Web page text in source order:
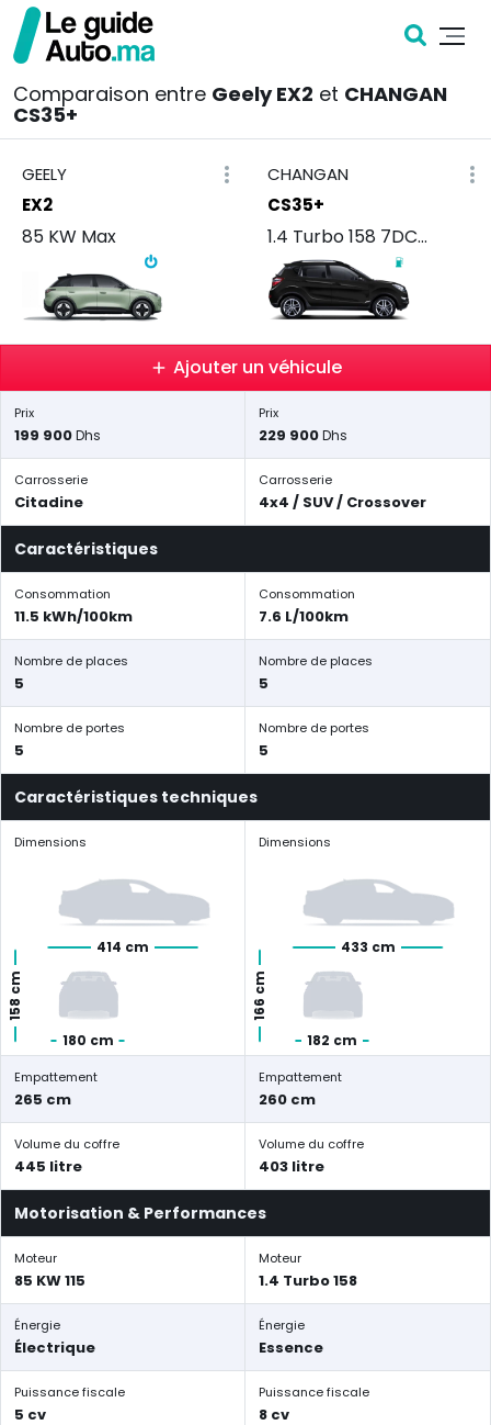
Comparaison entre Geely EX2 et CHANGAN
CS35+
GEELY
EX2
85 KW Max
CHANGAN
CS35+
1.4 Turbo 158 7DCTConfort
Ajouter un véhicule
Prix
199 900Dhs
Prix
229 900Dhs
Carrosserie
Citadine
Carrosserie
4x4 / SUV / Crossover
Caractéristiques
Consommation
11.5 kWh/100km
Consommation
7.6 L/100km
Nombre de places
5
Nombre de places
5
Nombre de portes
5
Nombre de portes
5
Caractéristiques techniques
Dimensions
414 cm
180 cm
158 cm
Dimensions
433 cm
182 cm
166 cm
Empattement
265 cm
Empattement
260 cm
Volume du coffre
445 litre
Volume du coffre
403 litre
Motorisation & Performances
Moteur
85 KW 115
Moteur
1.4 Turbo 158
Énergie
Électrique
Énergie
Essence
Puissance fiscale
5 cv
Puissance fiscale
8 cv